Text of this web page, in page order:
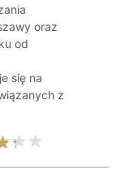
oraz
od
się na
z